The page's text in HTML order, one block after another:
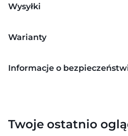
Wysyłki
Warianty
Informacje o
Twoje ostatnio